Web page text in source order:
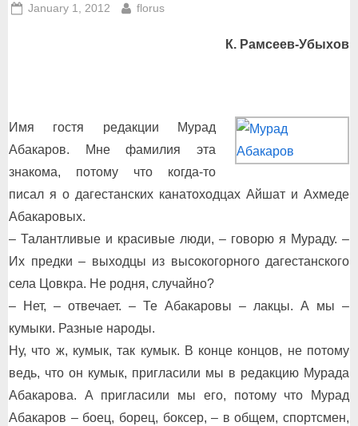
Posted
January 1, 2012 By
florus
К. Рамсеев-Убыхов
Имя гостя редакции Мурад
Абакаров. Мне фамилия эта
знакома, потому что когда-то
писал я о дагестанских канатоходцах Айшат и Ахмеде
Абакаровых.
– Талантливые и красивые люди, – говорю я Мураду. –
Их предки – выходцы из высокогорного дагестанского
села Цовкра. Не родня, случайно?
– Нет, – отвечает. – Те Абакаровы – лакцы. А мы –
кумыки. Разные народы.
Ну, что ж, кумык, так кумык. В конце концов, не потому
ведь, что он кумык, пригласили мы в редакцию Мурада
Абакарова. А пригласили мы его, потому что Мурад
Абакаров – боец, борец, боксер, – в общем, спортсмен,